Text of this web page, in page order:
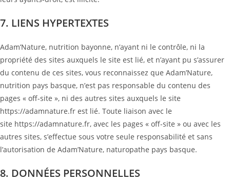
7. LIENS HYPERTEXTES
Adam’Nature, nutrition bayonne, n’ayant ni le contrôle, ni la
propriété des sites auxquels le site est lié, et n’ayant pu s’assurer
du contenu de ces sites, vous reconnaissez que Adam’Nature,
nutrition pays basque, n’est pas responsable du contenu des
pages « off-site », ni des autres sites auxquels le site
https://adamnature.fr est lié. Toute liaison avec le
site https://adamnature.fr, avec les pages « off-site » ou avec les
autres sites, s’effectue sous votre seule responsabilité et sans
l’autorisation de Adam’Nature, naturopathe pays basque.
8. DONNÉES PERSONNELLES